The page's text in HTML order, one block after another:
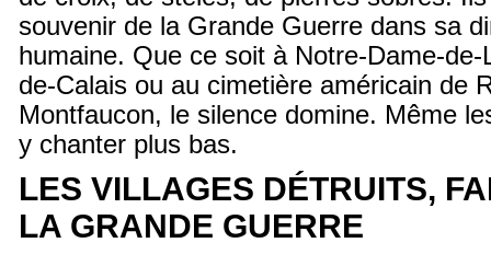
souvenir de la Grande Guerre dans sa
humaine. Que ce soit à Notre-Dame-
de-Calais ou au cimetière américain de
Montfaucon, le silence domine. Même
y chanter plus bas.
LES VILLAGES DÉTRUITS,
LA GRANDE GUERRE